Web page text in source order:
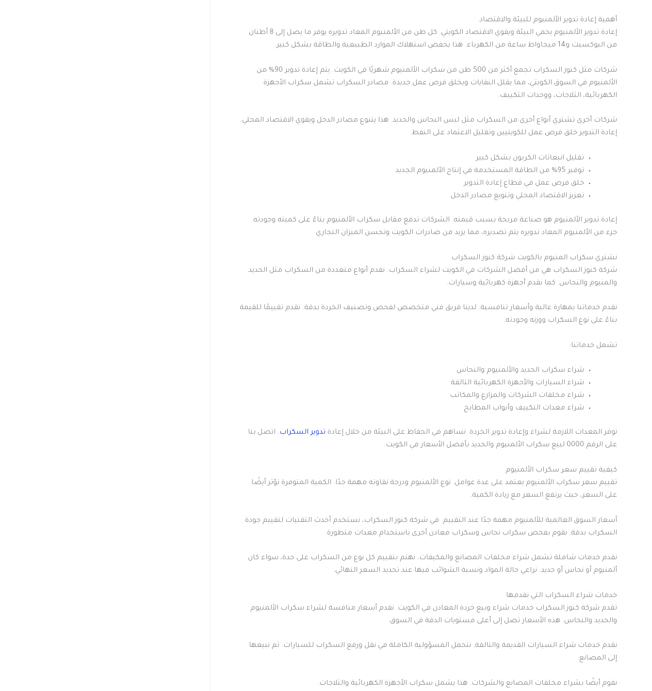
أهمية إعادة تدوير الألمنيوم للبيئة والاقتصاد
إعادة تدوير الألمنيوم يحمي البيئة ويقوي الاقتصاد الكويتي. كل طن من الألمنيوم المعاد تدويره يوفر ما يصل إلى 8 أطنان
من البوكسيت و14 ميجاواط ساعة من الكهرباء. هذا يخفض استهلاك الموارد الطبيعية والطاقة بشكل كبير.
شركات مثل كنوز السكراب تجمع أكثر من 500 طن من سكراب الألمنيوم شهريًا في الكويت. يتم إعادة تدوير 90% من
الألمنيوم في السوق الكويتي، مما يقلل النفايات ويخلق فرص عمل جديدة. مصادر السكراب تشمل سكراب الأجهزة
الكهربائية، الثلاجات، ووحدات التكييف.
شركات أخرى تشتري أنواع أخرى من السكراب مثل لبس النحاس والحديد. هذا يتنوع مصادر الدخل ويقوي الاقتصاد المحلي.
إعادة التدوير خلق فرص عمل للكويتيين وتقليل الاعتماد على النفط.
تقليل انبعاثات الكربون بشكل كبير
توفير 95% من الطاقة المستخدمة في إنتاج الألمنيوم الجديد
خلق فرص عمل في قطاع إعادة التدوير
تعزيز الاقتصاد المحلي وتنويع مصادر الدخل
إعادة تدوير الألمنيوم هو صناعة مربحة بسبب قيمته. الشركات تدفع مقابل سكراب الألمنيوم بناءً على كميته وجودته.
جزء من الألمنيوم المعاد تدويره يتم تصديره، مما يزيد من صادرات الكويت وتحسن الميزان التجاري
نشتري سكراب المنيوم بالكويت شركة كنوز السكراب
شركة كنوز السكراب هي من أفضل الشركات في الكويت لشراء السكراب. نقدم أنواع متعددة من السكراب مثل الحديد
والمنيوم والنحاس. كما نقدم أجهزة كهربائية وسيارات.
نقدم خدماتنا بمهارة عالية وأسعار تنافسية. لدينا فريق فني متخصص لفحص وتصنيف الخردة بدقة. نقدم تقييمًا للقيمة
بناءً على نوع السكراب ووزنه وجودته.
تشمل خدماتنا:
شراء سكراب الحديد والألمنيوم والنحاس
شراء السيارات والأجهزة الكهربائية التالفة
شراء مخلفات الشركات والمزارع والمكاتب
شراء معدات التكييف وأبواب المطابخ
نوفر المعدات اللازمة لشراء وإعادة تدوير الخردة. نساهم في الحفاظ على البيئة من خلال إعادة تدوير السكراب. اتصل بنا
على الرقم 0000 لبيع سكراب الألمنيوم والحديد بأفضل الأسعار في الكويت.
كيفية تقييم سعر سكراب الألمنيوم
تقييم سعر سكراب الألمنيوم يعتمد على عدة عوامل. نوع الألمنيوم ودرجة نقاوته مهمة جدًا. الكمية المتوفرة تؤثر أيضًا
على السعر، حيث يرتفع السعر مع زيادة الكمية.
أسعار السوق العالمية للألمنيوم مهمة جدًا عند التقييم. في شركة كنوز السكراب، نستخدم أحدث التقنيات لتقييم جودة
السكراب بدقة. نقوم بفحص سكراب نحاس وسكراب معادن أخرى باستخدام معدات متطورة.
نقدم خدمات شاملة تشمل شراء مخلفات المصانع والمكيفات. نهتم بتقييم كل نوع من السكراب على حدة، سواء كان
ألمنيوم أو نحاس أو حديد. نراعي حالة المواد ونسبة الشوائب فيها عند تحديد السعر النهائي.
خدمات شراء السكراب التي نقدمها
تقدم شركة كنوز السكراب خدمات شراء وبيع خردة المعادن في الكويت. نقدم أسعار منافسة لشراء سكراب الألمنيوم
والحديد والنحاس. هذه الأسعار تصل إلى أعلى مستويات الدقة في السوق.
نقدم خدمات شراء السيارات القديمة والتالفة. نتحمل المسؤولية الكاملة في نقل ورفع السكراب للسيارات. ثم نبيعها
إلى المصانع.
نقوم أيضًا بشراء مخلفات المصانع والشركات. هذا يشمل سكراب الأجهزة الكهربائية والثلاجات.